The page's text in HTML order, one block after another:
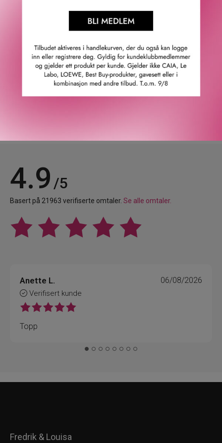
· Panthenol: Pleier og fukter huden.
hudbarrieren.
GTIN: 8809623940678
Leverandørs artikkelnummer: 1126
4.9 /5
Basert på 21963 verifiserte omtaler. Se alle omtaler.
Anette L.
Verifisert kunde
06/08/2026
Topp
Fredrik & Louisa